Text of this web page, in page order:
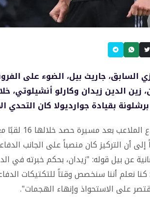
السابق، جاريث بيل، الضوء على
زين الدين زيدان وكارلو أنشيلوتي،
بقيادة جوارديولا كان التحدي
تحدث بيل،
إلى أن التركيز كان منصباً على الجانب
عن بيل قوله: "زيدان، بحكم خبرته في
كنا نعلم أننا سنخصص وقتاً للتكتيكات
على الاستحواذ وإنهاء الهجمات".